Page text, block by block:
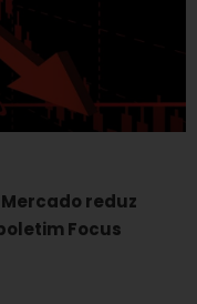
Mercado reduz
Focus